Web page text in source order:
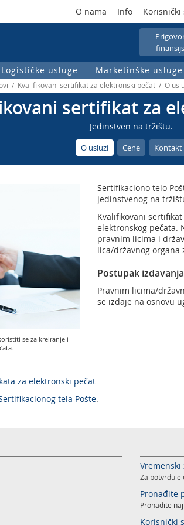
O nama Info Korisnički
Logističke usluge Marketinške usluge
/ Kvalifikovani sertifikat za elektronski pečat / O
sertifikat za
Jedinstven na tržištu.
O usluzi Cene Kontakt
se za kreiranje i
Sertifikaciono telo
jedinstvenog na
Kvalifikovani
elektronskog pečata.
pravnim licima i
lica/državnog organa
Postupak izdavanja
Pravnim licima/
se izdaje na osnovu
za elektronski pečat
tela Pošte.
Vremenski
Za potvrdu
Pronađite
Pronađite
Korisnički